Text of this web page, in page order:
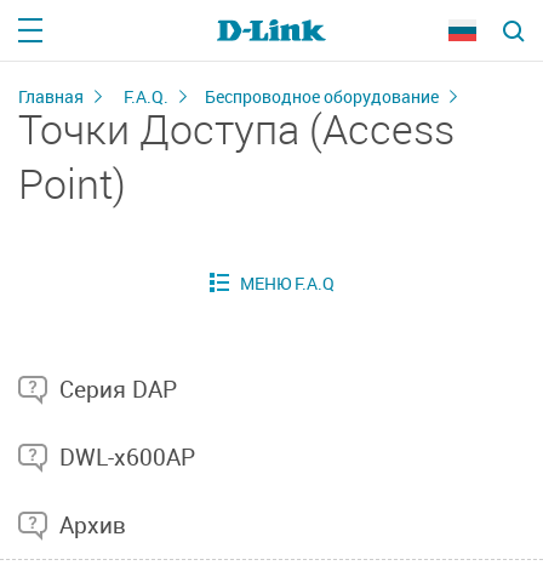
Главная F.A.Q. Беспроводное оборудование
Точки Доступа (Access
Point)
Серия DAP
DWL-x600AP
Архив